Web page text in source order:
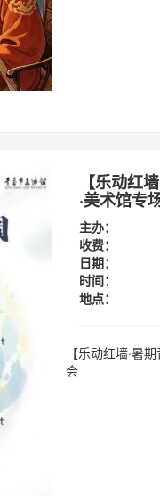
【乐动红
·美术馆专
主办：
收费：
日期：
时间：
地点：
【乐动红墙·暑
会